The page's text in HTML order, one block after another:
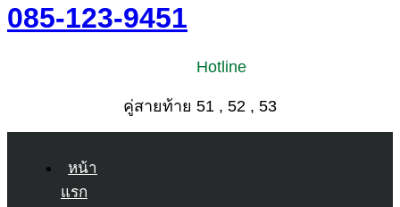
085-123-9451
Hotline
คู่สายท้าย 51 , 52 , 53
หน้า
แรก